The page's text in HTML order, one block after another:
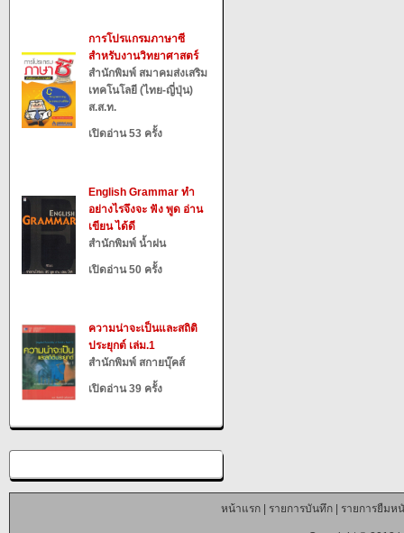
การโปรแกรมภาษาซี
สำหรับงานวิทยาศาสตร์
สำนักพิมพ์ สมาคมส่งเสริม
เทคโนโลยี (ไทย-ญี่ปุ่น)
ส.ส.ท.
เปิดอ่าน 53 ครั้ง
English Grammar ทำ
อย่างไรจึงจะ ฟัง พูด อ่าน
เขียน ได้ดี
สำนักพิมพ์ น้ำฝน
เปิดอ่าน 50 ครั้ง
ความน่าจะเป็นและสถิติ
ประยุกต์ เล่ม.1
สำนักพิมพ์ สกายบุ๊คส์
เปิดอ่าน 39 ครั้ง
หน้าแรก| รายการบันทึก| รายการยืมห